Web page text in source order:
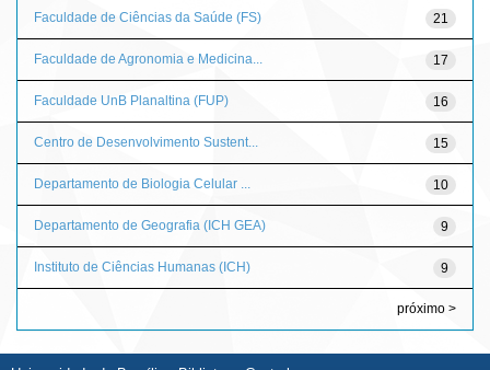
21
Faculdade de Ciências da Saúde (FS)
17
Faculdade de Agronomia e Medicina...
16
Faculdade UnB Planaltina (FUP)
15
Centro de Desenvolvimento Sustent...
10
Departamento de Biologia Celular ...
9
Departamento de Geografia (ICH GEA)
9
Instituto de Ciências Humanas (ICH)
próximo >